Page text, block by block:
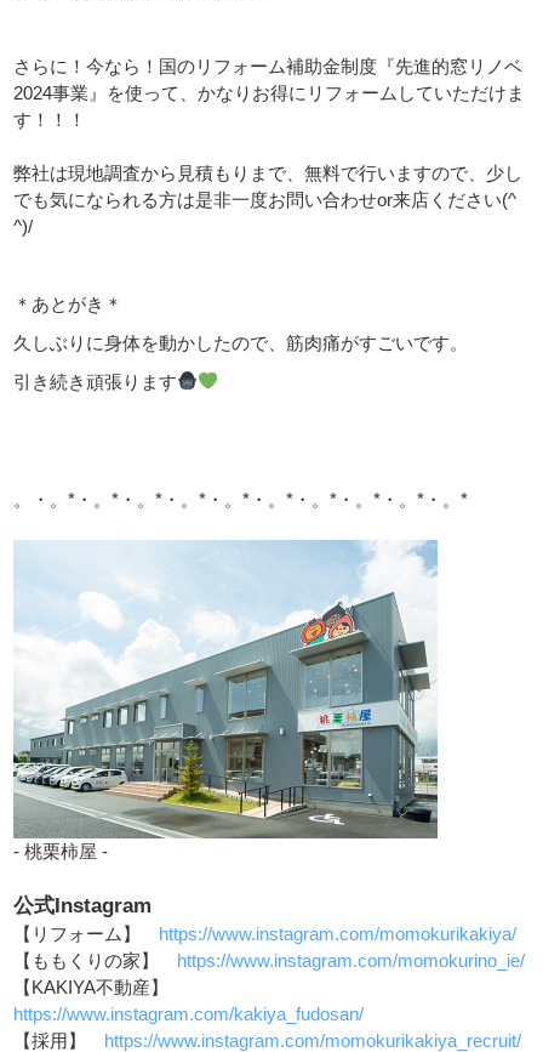
さらに！今なら！国のリフォーム補助金制度『先進的窓リノベ
2024事業』を使って、かなりお得にリフォームしていただけま
す！！！
弊社は現地調査から見積もりまで、無料で行いますので、少し
でも気になられる方は是非一度お問い合わせor来店ください(^
^)/
＊あとがき＊
久しぶりに身体を動かしたので、筋肉痛がすごいです。
引き続き頑張ります
。・。*・。*・。*・。*・。*・。*・。*・。*・。*・。*
- 桃栗柿屋 -
公式Instagram
【リフォーム】
https://www.instagram.com/momokurikakiya/
【ももくりの家】
https://www.instagram.com/momokurino_ie/
【KAKIYA不動産】
https://www.instagram.com/kakiya_fudosan/
【採用】
https://www.instagram.com/momokurikakiya_recruit/